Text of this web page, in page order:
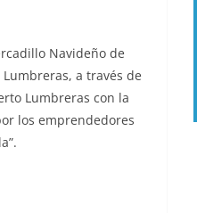
Navideño de
a través de
Lumbreras con la
los emprendedores